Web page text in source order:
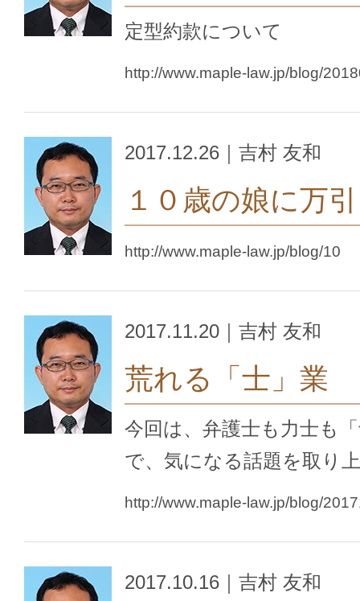
定型約款について
http://www.maple-law.jp/blog/
2017.12.26｜吉村 友和
１０歳の娘に万
http://www.maple-law.jp/blog/10
2017.11.20｜吉村 友和
荒れる「士」業
今回は、弁護士も力士も
で、気になる話題を取り
http://www.maple-law.jp/blog/
2017.10.16｜吉村 友和